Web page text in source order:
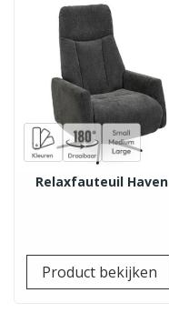
Relaxfauteuil Haven
Product bekijken